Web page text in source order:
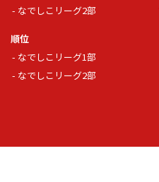
なでしこリーグ2部
順位
なでしこリーグ1部
なでしこリーグ2部